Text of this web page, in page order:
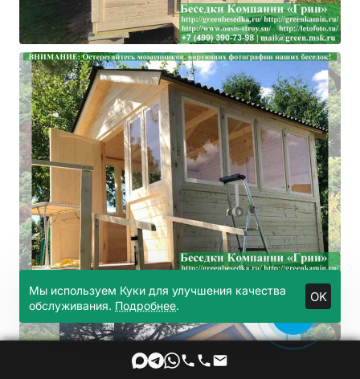
Мы используем Куки для улучшения качества
обслуживания. Подробнее.
OK